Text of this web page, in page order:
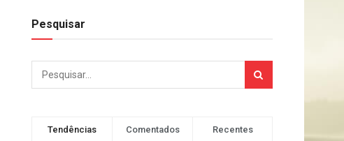
Pesquisar
Tendências Comentados Recentes